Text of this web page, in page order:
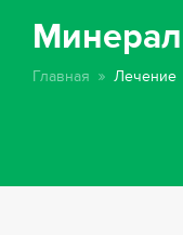
Главная Лечение